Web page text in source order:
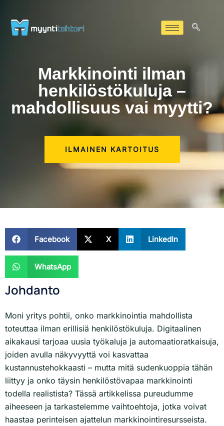
Markkinointi ilman
henkilöstökuluja –
mahdollisuus vai myytti?
ILMAINEN KARTOITUS
Facebook X LinkedIn
WhatsApp
Johdanto
Moni yritys pohtii, onko markkinointia mahdollista
toteuttaa ilman erillisiä henkilöstökuluja. Digitaalinen
aikakausi tarjoaa uusia työkaluja ja automaatioratkaisuja,
joiden avulla näkyvyyttä voi kasvattaa
kustannustehokkaasti – mutta mitä sudenkuoppia tähän
liittyy ja onko täysin henkilöstövapaa markkinointi
todella realistista? Tässä artikkelissa pureudumme
aiheeseen ja tarkastelemme vaihtoehtoja, jotka voivat
haastaa perinteisen ajattelun markkinointiresursseista.